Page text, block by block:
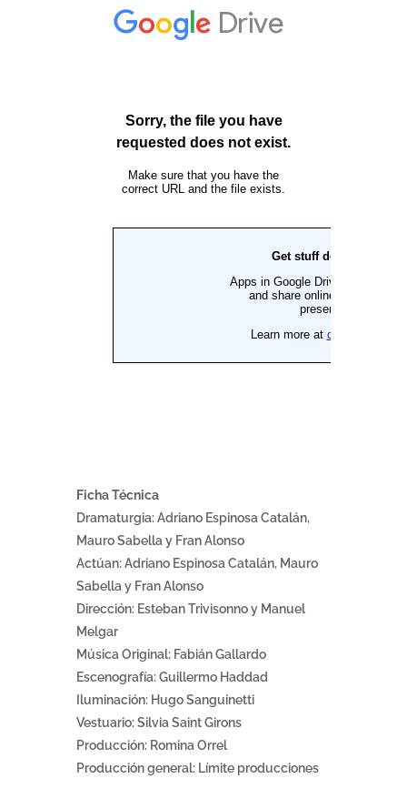
Ficha Técnica
Dramaturgia: Adriano Espinosa Catalán,
Mauro Sabella y Fran Alonso
Actúan: Adriano Espinosa Catalán, Mauro
Sabella y Fran Alonso
Dirección: Esteban Trivisonno y Manuel
Melgar
Música Original: Fabián Gallardo
Escenografía: Guillermo Haddad
Iluminación: Hugo Sanguinetti
Vestuario: Silvia Saint Girons
Producción: Romina Orrel
Producción general: Límite producciones